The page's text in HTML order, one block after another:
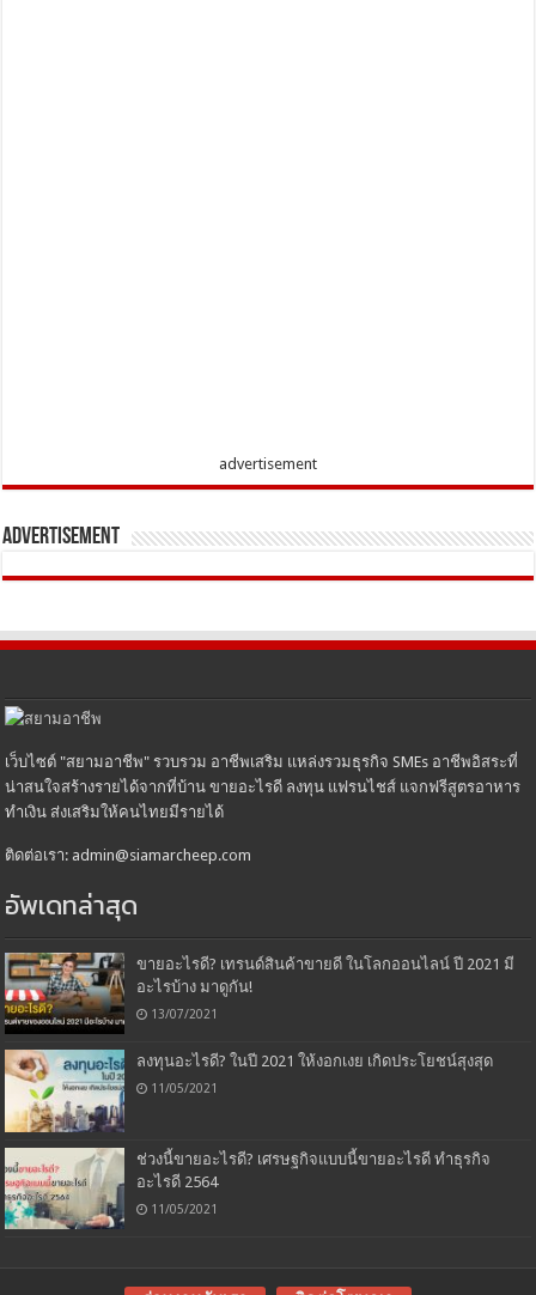
advertisement
Advertisement
เว็บไซต์ "สยามอาชีพ" รวบรวม อาชีพเสริม แหล่งรวมธุรกิจ SMEs อาชีพอิสระที่
น่าสนใจสร้างรายได้จากที่บ้าน ขายอะไรดี ลงทุน แฟรนไชส์ แจกฟรีสูตรอาหาร
ทำเงิน ส่งเสริมให้คนไทยมีรายได้
ติดต่อเรา: admin@siamarcheep.com
อัพเดทล่าสุด
ขายอะไรดี? เทรนด์สินค้าขายดี ในโลกออนไลน์ ปี 2021 มี
อะไรบ้าง มาดูกัน!
13/07/2021
ลงทุนอะไรดี? ในปี 2021 ให้งอกเงย เกิดประโยชน์สุงสุด
11/05/2021
ช่วงนี้ขายอะไรดี? เศรษฐกิจแบบนี้ขายอะไรดี ทำธุรกิจ
อะไรดี 2564
11/05/2021